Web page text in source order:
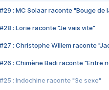
#29 : MC Solaar raconte "Bouge de
#28 : Lorie raconte "Je vais vite"
#27 : Christophe Willem raconte
#26 : Chimène Badi raconte "Entre
#25 : Indochine raconte "3e sexe"